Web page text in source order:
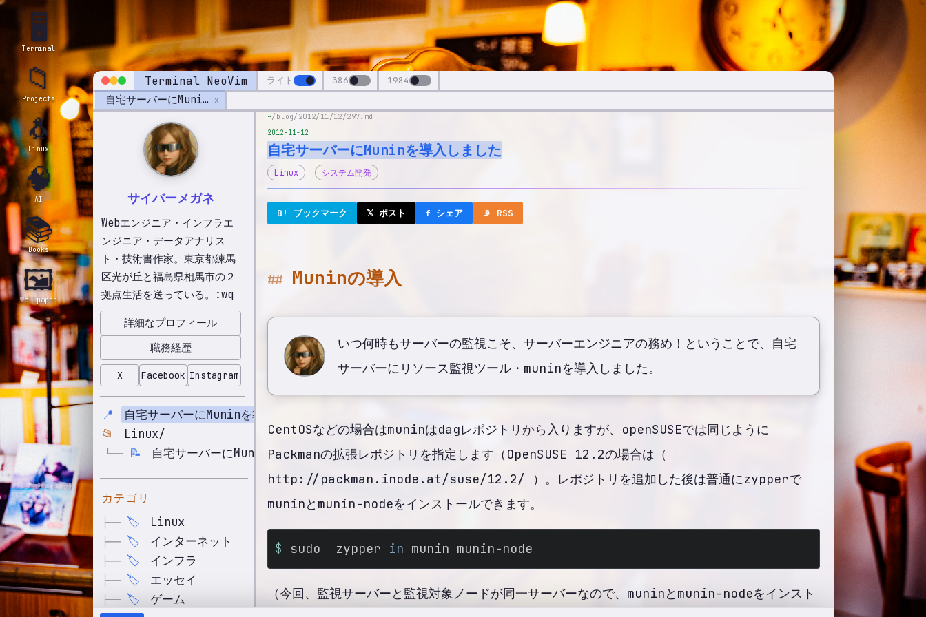
Terminal NeoVim ライト 386 1984
自宅サーバーにMuninを導入しました x
サイバーメガネ
Webエンジニア・インフラエ
ンジニア・データアナリス
ト・技術書作家。東京都練馬
区光が丘と福島県相馬市の２
拠点生活を送っている。:wq
詳細なプロフィール
職務経歴
X Facebook Instagram
📍
自宅サーバーにMuninを導入しました
📂
Linux/
└── 📝 自宅サーバーにMuninを導入しました
カテゴリ
├── 🏷️ Linux
├── 🏷️ インターネット
├── 🏷️ インフラ
├── 🏷️ エッセイ
├── 🏷️ ゲーム
~/blog/2012/11/12/297.md
2012-11-12
自宅サーバーにMuninを導入しました
Linux システム開発
B! ブックマーク 𝕏 ポスト f シェア 📡 RSS
Muninの導入
いつ何時もサーバーの監視こそ、サーバーエンジニアの務め！ということで、自宅
サーバーにリソース監視ツール・muninを導入しました。
CentOSなどの場合はmuninはdagレポジトリから入りますが、openSUSEでは同じように
Packmanの拡張レポジトリを指定します（OpenSUSE 12.2の場合は（
http://packman.inode.at/suse/12.2/ ）。レポジトリを追加した後は普通にzypperで
muninとmunin-nodeをインストールできます。
$ sudo  zypper in munin munin-node
（今回、監視サーバーと監視対象ノードが同一サーバーなので、muninとmunin-nodeをインスト
🖥️
Terminal
📁
Projects
🐧
Linux
🧠
AI
📚
Books
🖼️
Wallpaper